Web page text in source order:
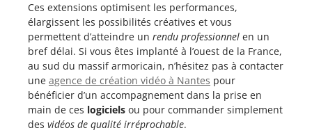
Ces extensions optimisent les performances,
élargissent les possibilités créatives et vous
permettent d’atteindre un rendu professionnel en un
bref délai. Si vous êtes implanté à l’ouest de la France,
au sud du massif armoricain, n’hésitez pas à contacter
une agence de création vidéo à Nantes pour
bénéficier d’un accompagnement dans la prise en
main de ces logiciels ou pour commander simplement
des vidéos de qualité irréprochable.